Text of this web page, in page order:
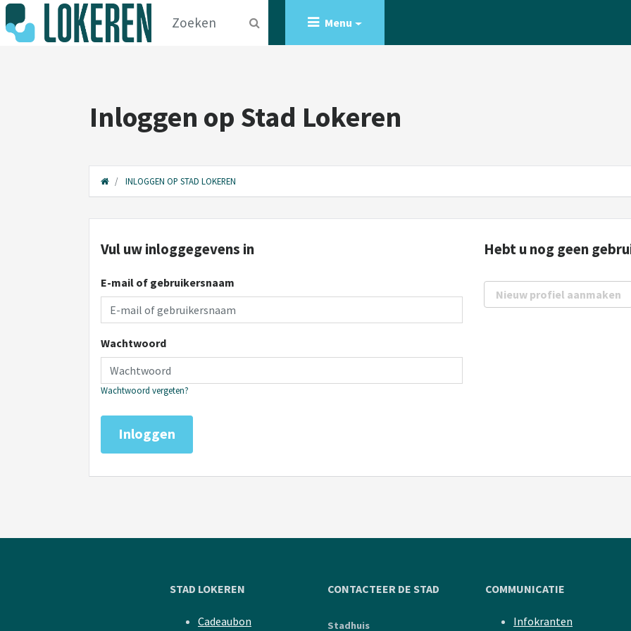
Menu
Inloggen op Stad Lokeren
INLOGGEN OP STAD LOKEREN
Vul uw inloggegevens in
E-mail of gebruikersnaam
Wachtwoord
Wachtwoord vergeten?
Inloggen
Hebt u nog geen
Nieuw profiel aanmaken
STAD LOKEREN
Cadeaubon
CONTACTEER DE STAD
Stadhuis
COMMUNICATIE
Infokranten